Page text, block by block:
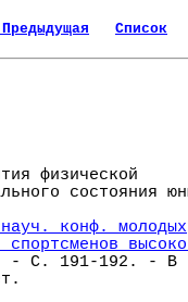
Список
физической
состояния
конф. молодых
- С. 191-192. - В